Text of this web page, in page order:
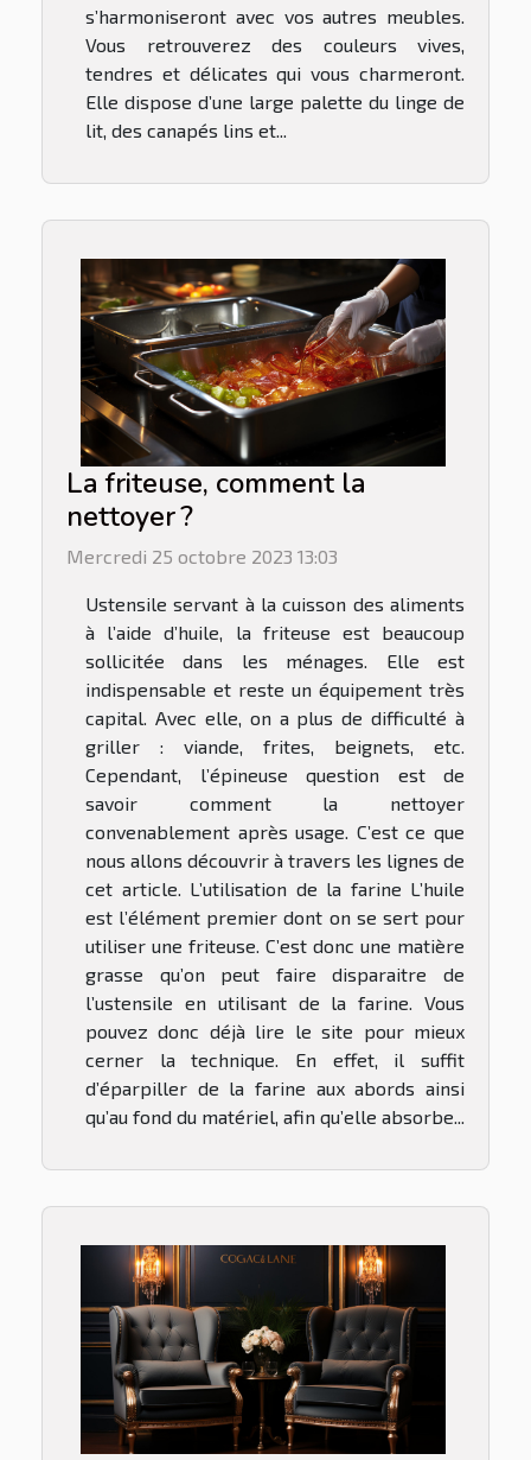
s’harmoniseront avec vos autres meubles.
Vous retrouverez des couleurs vives,
tendres et délicates qui vous charmeront.
Elle dispose d’une large palette du linge de
lit, des canapés lins et...
La friteuse, comment la
nettoyer ?
Mercredi 25 octobre 2023 13:03
Ustensile servant à la cuisson des aliments
à l’aide d’huile, la friteuse est beaucoup
sollicitée dans les ménages. Elle est
indispensable et reste un équipement très
capital. Avec elle, on a plus de difficulté à
griller : viande, frites, beignets, etc.
Cependant, l’épineuse question est de
savoir comment la nettoyer
convenablement après usage. C’est ce que
nous allons découvrir à travers les lignes de
cet article. L’utilisation de la farine L’huile
est l’élément premier dont on se sert pour
utiliser une friteuse. C’est donc une matière
grasse qu’on peut faire disparaitre de
l’ustensile en utilisant de la farine. Vous
pouvez donc déjà lire le site pour mieux
cerner la technique. En effet, il suffit
d’éparpiller de la farine aux abords ainsi
qu’au fond du matériel, afin qu’elle absorbe...